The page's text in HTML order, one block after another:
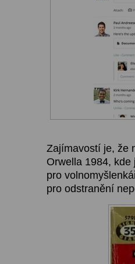
Zajímavostí je, že
Orwella 1984,
pro
pro odstranění